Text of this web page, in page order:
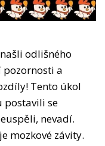
odlišného
pozornosti a
Tento úkol
postavili se
nevadí.
mozkové závity.